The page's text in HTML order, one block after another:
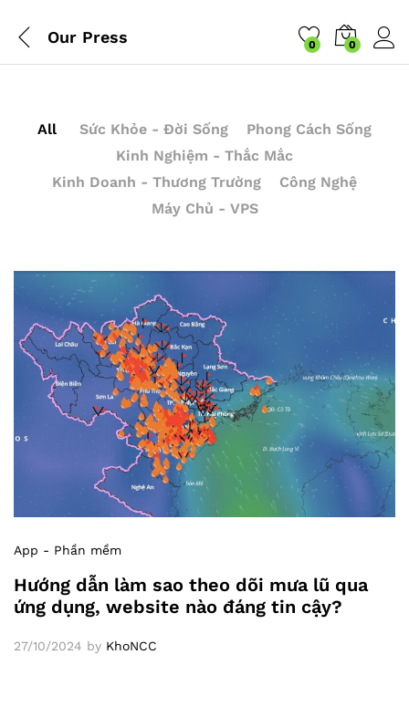
Our Press 0 0
All Sức Khỏe - Đời Sống
Phong Cách Sống
Kinh Nghiệm - Thắc Mắc
Kinh Doanh - Thương Trường
Công Nghệ
Máy Chủ - VPS
App - Phần mềm
Hướng dẫn làm sao theo dõi mưa lũ qua
ứng dụng, website nào đáng tin cậy?
27/10/2024 by KhoNCC